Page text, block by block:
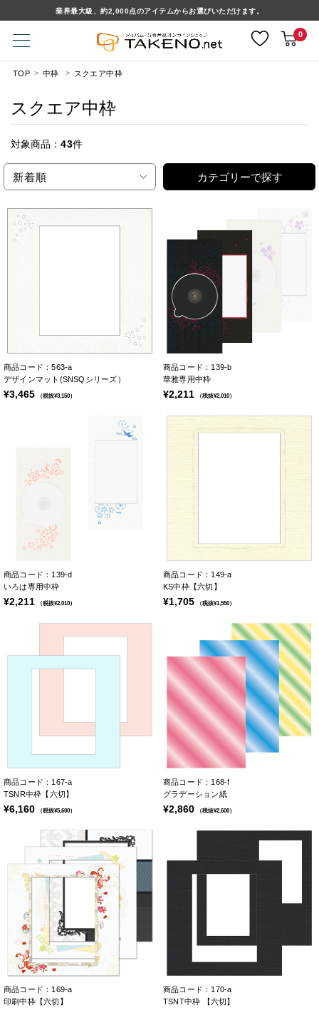
業界最大級、約2,000点のアイテムからお選びいただけます。
0
TOP 中枠 スクエア中枠
スクエア中枠
対象商品： 43件
新着順 カテゴリーで探す
商品コード：563-a
デザインマット(SNSQシリーズ）
¥3,465 （税抜¥3,150）
商品コード：139-b
華雅専用中枠
¥2,211 （税抜¥2,010）
商品コード：139-d
いろは専用中枠
¥2,211 （税抜¥2,010）
商品コード：149-a
KS中枠【六切】
¥1,705 （税抜¥1,550）
商品コード：167-a
TSNR中枠【六切】
¥6,160 （税抜¥5,600）
商品コード：168-f
グラデーション紙
¥2,860 （税抜¥2,600）
商品コード：169-a
印刷中枠【六切】
商品コード：170-a
TSNT中枠 【六切】